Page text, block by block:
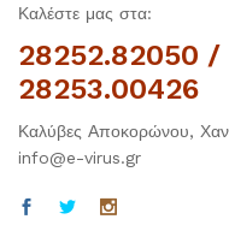
Καλέστε μας στα:
28252.82050 /
28253.00426
Καλύβες Αποκορώνου,
info@e-virus.gr